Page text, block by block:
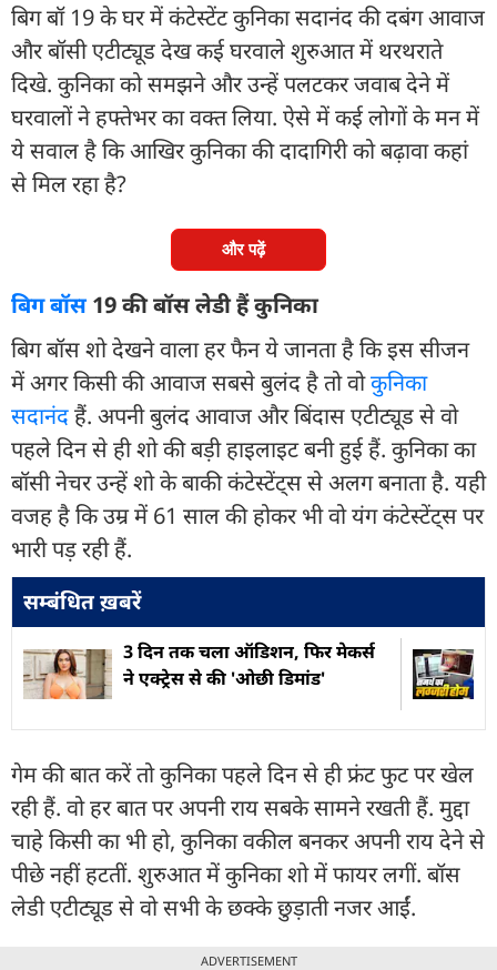
बिग बॉ 19 के घर में कंटेस्टेंट कुनिका सदानंद की दबंग आवाज
और बॉसी एटीट्यूड देख कई घरवाले शुरुआत में थरथराते
दिखे. कुनिका को समझने और उन्हें पलटकर जवाब देने में
घरवालों ने हफ्तेभर का वक्त लिया. ऐसे में कई लोगों के मन में
ये सवाल है कि आखिर कुनिका की दादागिरी को बढ़ावा कहां
से मिल रहा है?
और पढ़ें
बिग बॉस 19 की बॉस लेडी हैं कुनिका
बिग बॉस शो देखने वाला हर फैन ये जानता है कि इस सीजन
में अगर किसी की आवाज सबसे बुलंद है तो वोकुनिका
सदानंदहैं. अपनी बुलंद आवाज और बिंदास एटीट्यूड से वो
पहले दिन से ही शो की बड़ी हाइलाइट बनी हुई हैं. कुनिका का
बॉसी नेचर उन्हें शो के बाकी कंटेस्टेंट्स से अलग बनाता है. यही
वजह है कि उम्र में 61 साल की होकर भी वो यंग कंटेस्टेंट्स पर
भारी पड़ रही हैं.
सम्बंधित ख़बरें
3 दिन तक चला ऑडिशन, फिर मेकर्स
ने एक्ट्रेस से की 'ओछी डिमांड'
गेम की बात करें तो कुनिका पहले दिन से ही फ्रंट फुट पर खेल
रही हैं. वो हर बात पर अपनी राय सबके सामने रखती हैं. मुद्दा
चाहे किसी का भी हो, कुनिका वकील बनकर अपनी राय देने से
पीछे नहीं हटतीं. शुरुआत में कुनिका शो में फायर लगीं. बॉस
लेडी एटीट्यूड से वो सभी के छक्के छुड़ाती नजर आईं.
ADVERTISEMENT